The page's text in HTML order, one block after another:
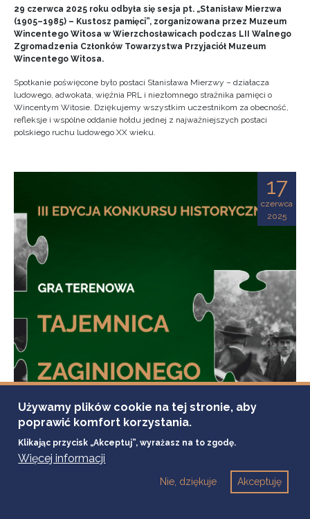
29 czerwca 2025 roku odbyła się sesja pt. „Stanisław Mierzwa
(1905–1985) – Kustosz pamięci”, zorganizowana przez Muzeum
Wincentego Witosa w Wierzchosławicach podczas LII Walnego
Zgromadzenia Członków Towarzystwa Przyjaciół Muzeum
Wincentego Witosa.
Spotkanie poświęcone było postaci Stanisława Mierzwy – działacza
ludowego, adwokata, więźnia PRL i niezłomnego strażnika pamięci o
Wincentym Witosie. Dziękujemy wszystkim uczestnikom za obecność,
refleksje i wspólne oddanie hołdu jednej z najważniejszych postaci
polskiego ruchu ludowego XX wieku.
17
czerwca
2025
MUZEUM WINCENTEGO WITOSA W WIERZCHOSŁAWICACH
Używamy plików cookie na tej stronie, aby
poprawić komfort korzystania.
Klikając przycisk „Akceptuj”, wyrażasz na to zgodę.
Więcej informacji
Akceptuję
Nie, dziękuje